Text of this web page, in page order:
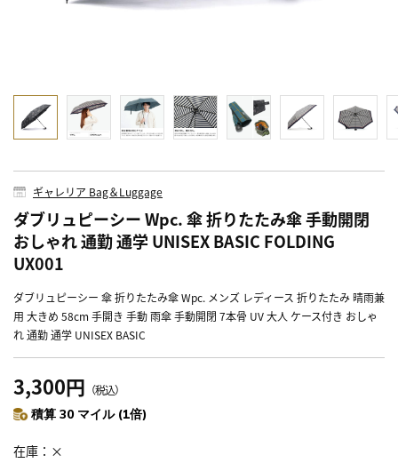
ギャレリア Bag＆Luggage
ダブリュピーシー Wpc. 傘 折りたたみ傘 手動開閉
おしゃれ 通勤 通学 UNISEX BASIC FOLDING
UX001
ダブリュピーシー 傘 折りたたみ傘 Wpc. メンズ レディース 折りたたみ 晴雨兼
用 大きめ 58cm 手開き 手動 雨傘 手動開閉 7本骨 UV 大人 ケース付き おしゃ
れ 通勤 通学 UNISEX BASIC
3,300円 （税込）
積算 30 マイル (1倍)
在庫 ×